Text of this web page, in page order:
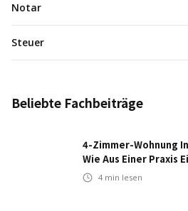
Notar
Steuer
Beliebte Fachbeiträge
4-Zimmer-Wohnung
Wie Aus Einer Praxis
4 min lesen